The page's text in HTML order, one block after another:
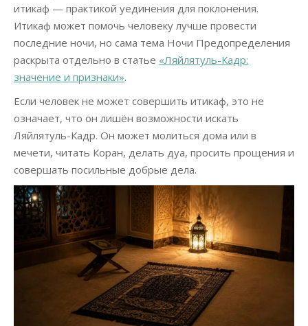
итикаф — практикой уединения для поклонения.
Итикаф может помочь человеку лучше провести
последние ночи, но сама тема Ночи Предопределения
раскрыта отдельно в статье «Ляйлятуль-Кадр:
значение и признаки».
Если человек не может совершить итикаф, это не
означает, что он лишён возможности искать
Ляйлятуль-Кадр. Он может молиться дома или в
мечети, читать Коран, делать дуа, просить прощения и
совершать посильные добрые дела.